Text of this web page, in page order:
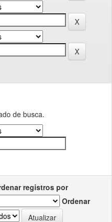
de busca.
registros por
Ordenar